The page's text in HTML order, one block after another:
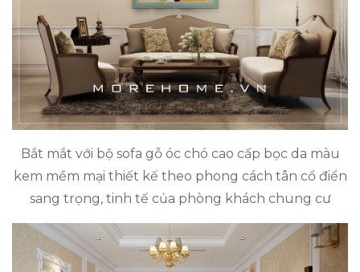
Bắt mắt với bộ sofa gỗ óc chó cao cấp bọc da màu
kem mềm mại thiết kế theo phong cách tân cổ điển
sang trọng, tinh tế của phòng khách chung cư